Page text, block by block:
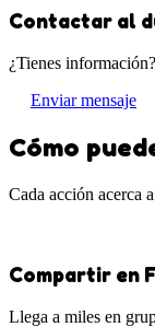
Contactar al
¿Tienes
Enviar mensaje
Cómo
Cada acción acerca
Compartir en
Llega a miles en